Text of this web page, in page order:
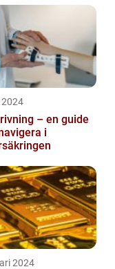
– en guide
i
2024